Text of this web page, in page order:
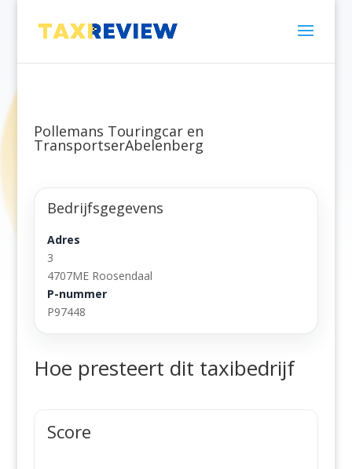
Pollemans Touringcar en
TransportserAbelenberg
Bedrijfsgegevens
Adres
3
4707ME Roosendaal
P-nummer
P97448
Hoe presteert dit taxibedrijf
Score